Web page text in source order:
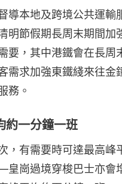
導本地及跨境公共運輸
明節假期長周末期間加
要，其中港鐵會在長周
需求加強東鐵綫來往金
務。
約一分鐘一班
，有需要時可達最高峰
崗過境穿梭巴士亦會